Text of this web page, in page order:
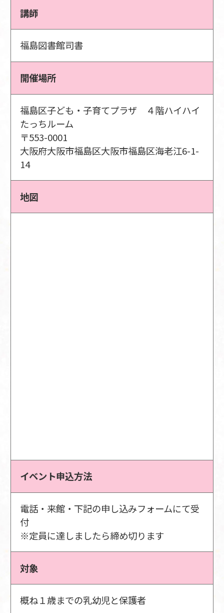
講師
福島図書館司書
開催場所
福島区子ども・子育てプラザ ４階ハイハイ
たっちルーム
〒553-0001
大阪府大阪市福島区大阪市福島区海老江6-1-
14
地図
イベント申込方法
電話・来館・下記の申し込みフォームにて受
付
※定員に達しましたら締め切ります
対象
概ね１歳までの乳幼児と保護者